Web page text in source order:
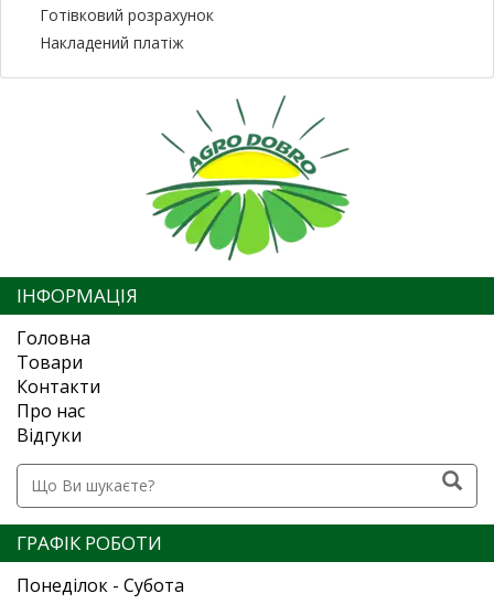
Готівковий розрахунок
Накладений платіж
ІНФОРМАЦІЯ
Головна
Товари
Контакти
Про нас
Відгуки
ГРАФІК РОБОТИ
Понеділок - Субота